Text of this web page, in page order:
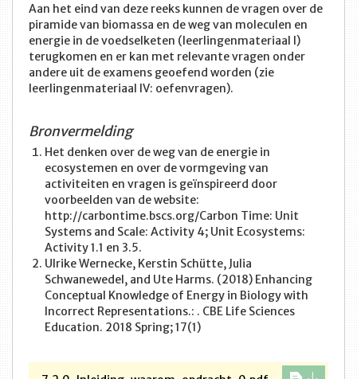
Aan het eind van deze reeks kunnen de vragen over de
piramide van biomassa en de weg van moleculen en
energie in de voedselketen (leerlingenmateriaal I)
terugkomen en er kan met relevante vragen onder
andere uit de examens geoefend worden (zie
leerlingenmateriaal IV: oefenvragen).
Bronvermelding
Het denken over de weg van de energie in
ecosystemen en over de vormgeving van
activiteiten en vragen is geïnspireerd door
voorbeelden van de website:
http://carbontime.bscs.org/Carbon Time: Unit
Systems and Scale: Activity 4; Unit Ecosystems:
Activity 1.1 en 3.5.
Ulrike Wernecke, Kerstin Schütte, Julia
Schwanewedel, and Ute Harms. (2018) Enhancing
Conceptual Knowledge of Energy in Biology with
Incorrect Representations.: . CBE Life Sciences
Education. 2018 Spring; 17(1)